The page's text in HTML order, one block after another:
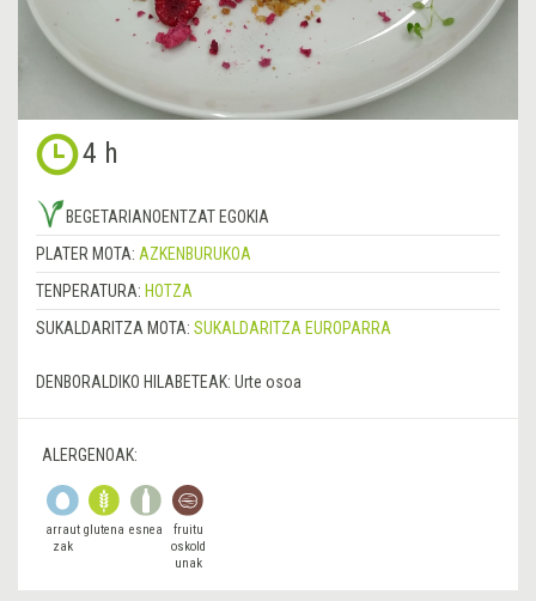
4 h
BEGETARIANOENTZAT EGOKIA
PLATER MOTA: AZKENBURUKOA
TENPERATURA: HOTZA
SUKALDARITZA MOTA: SUKALDARITZA EUROPARRA
DENBORALDIKO HILABETEAK: Urte osoa
ALERGENOAK:
arraut
zak
glutena esnea
fruitu
oskold
unak